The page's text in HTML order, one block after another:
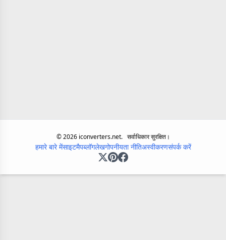
©2026iconverters.net. सर्वाधिकार सुरक्षित।
हमारे बारे मेंसाइटमैपब्लॉगलेखगोपनीयता नीतिअस्वीकरणसंपर्क करें